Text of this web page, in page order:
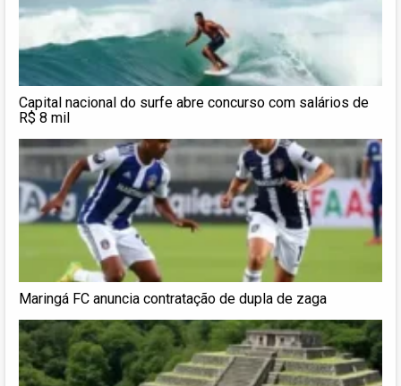
Capital nacional do surfe abre concurso com salários de
R$ 8 mil
Maringá FC anuncia contratação de dupla de zaga